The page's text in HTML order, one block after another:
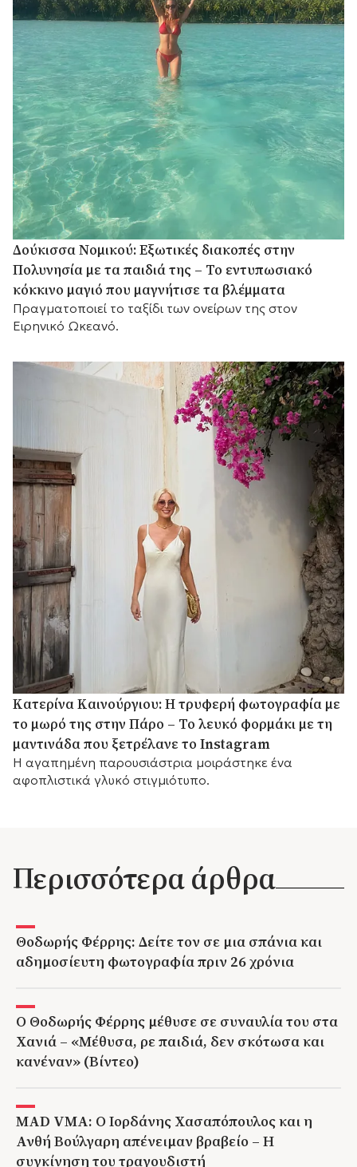
Δούκισσα Νομικού: Εξωτικές διακοπές στην
Πολυνησία με τα παιδιά της – Το εντυπωσιακό
κόκκινο μαγιό που μαγνήτισε τα βλέμματα
Πραγματοποιεί το ταξίδι των ονείρων της στον
Ειρηνικό Ωκεανό.
Κατερίνα Καινούργιου: Η τρυφερή φωτογραφία με
το μωρό της στην Πάρο – Το λευκό φορμάκι με τη
μαντινάδα που ξετρέλανε το Instagram
Η αγαπημένη παρουσιάστρια μοιράστηκε ένα
αφοπλιστικά γλυκό στιγμιότυπο.
Περισσότερα άρθρα
Θοδωρής Φέρρης: Δείτε τον σε μια σπάνια και
αδημοσίευτη φωτογραφία πριν 26 χρόνια
Ο Θοδωρής Φέρρης μέθυσε σε συναυλία του στα
Χανιά – «Μέθυσα, ρε παιδιά, δεν σκότωσα και
κανέναν» (Βίντεο)
MAD VMA: Ο Ιορδάνης Χασαπόπουλος και η
Ανθή Βούλγαρη απένειμαν βραβείο – Η
συγκίνηση του τραγουδιστή